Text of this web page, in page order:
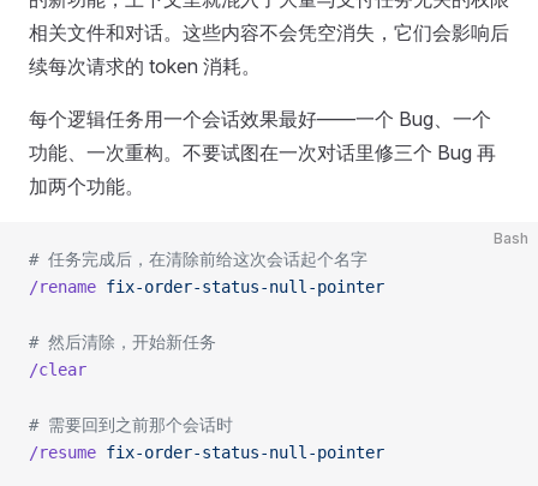
相关文件和对话。这些内容不会凭空消失，它们会影响后
续每次请求的 token 消耗。
每个逻辑任务用一个会话效果最好——一个 Bug、一个
功能、一次重构。不要试图在一次对话里修三个 Bug 再
加两个功能。
Bash
# 任务完成后，在清除前给这次会话起个名字
/rename fix-order-status-null-pointer
# 然后清除，开始新任务
/clear
# 需要回到之前那个会话时
/resume fix-order-status-null-pointer